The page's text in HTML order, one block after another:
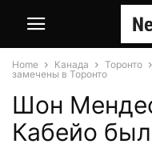
Home Канада Торонто
замечены в Торонто
Шон
Кабейо